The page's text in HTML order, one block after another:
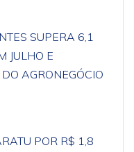
SUPERA 6,1
JULHO E
AGRONEGÓCIO
POR R$ 1,8